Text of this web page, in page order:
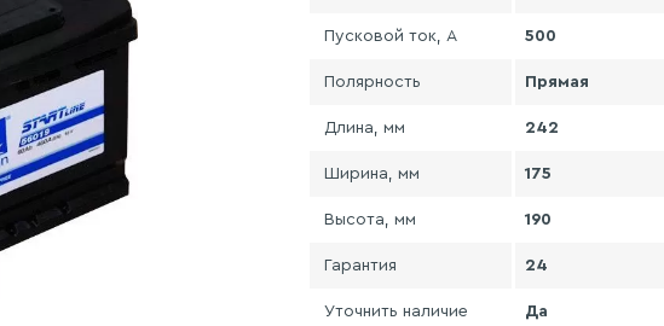
Пусковой ток, А 500
Полярность Прямая
Длина, мм 242
Ширина, мм 175
Высота, мм 190
Гарантия 24
Уточнить наличие Да